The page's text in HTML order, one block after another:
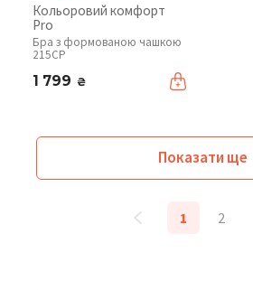
Кольоровий комфорт
Pro
Бра з формованою чашкою
215CP
1 799 ₴
Показати ще
1 2